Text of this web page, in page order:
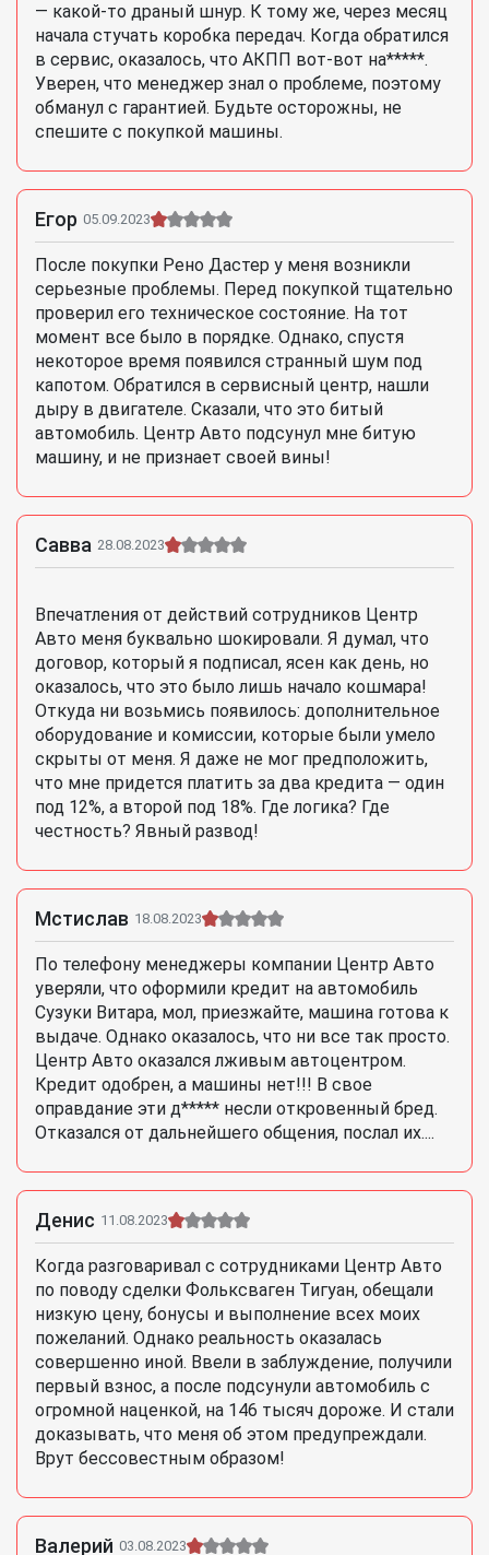
— какой-то драный шнур. К тому же, через месяц
начала стучать коробка передач. Когда обратился
в сервис, оказалось, что АКПП вот-вот на*****.
Уверен, что менеджер знал о проблеме, поэтому
обманул с гарантией. Будьте осторожны, не
спешите с покупкой машины.
Егор 05.09.2023
После покупки Рено Дастер у меня возникли
серьезные проблемы. Перед покупкой тщательно
проверил его техническое состояние. На тот
момент все было в порядке. Однако, спустя
некоторое время появился странный шум под
капотом. Обратился в сервисный центр, нашли
дыру в двигателе. Сказали, что это битый
автомобиль. Центр Авто подсунул мне битую
машину, и не признает своей вины!
Савва 28.08.2023
Впечатления от действий сотрудников Центр
Авто меня буквально шокировали. Я думал, что
договор, который я подписал, ясен как день, но
оказалось, что это было лишь начало кошмара!
Откуда ни возьмись появилось: дополнительное
оборудование и комиссии, которые были умело
скрыты от меня. Я даже не мог предположить,
что мне придется платить за два кредита — один
под 12%, а второй под 18%. Где логика? Где
честность? Явный развод!
Мстислав 18.08.2023
По телефону менеджеры компании Центр Авто
уверяли, что оформили кредит на автомобиль
Сузуки Витара, мол, приезжайте, машина готова к
выдаче. Однако оказалось, что ни все так просто.
Центр Авто оказался лживым автоцентром.
Кредит одобрен, а машины нет!!! В свое
оправдание эти д***** несли откровенный бред.
Отказался от дальнейшего общения, послал их....
Денис 11.08.2023
Когда разговаривал с сотрудниками Центр Авто
по поводу сделки Фольксваген Тигуан, обещали
низкую цену, бонусы и выполнение всех моих
пожеланий. Однако реальность оказалась
совершенно иной. Ввели в заблуждение, получили
первый взнос, а после подсунули автомобиль с
огромной наценкой, на 146 тысяч дороже. И стали
доказывать, что меня об этом предупреждали.
Врут бессовестным образом!
Валерий 03.08.2023